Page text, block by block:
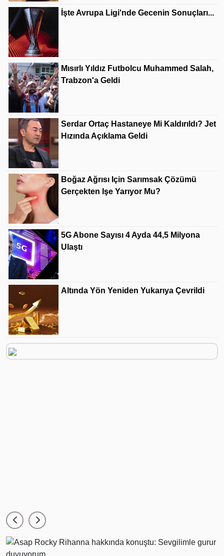
İşte Avrupa Ligi'nde Gecenin Sonuçları...
Mısırlı Yıldız Futbolcu Muhammed Salah,
Trabzon'a Geldi
Serdar Ortaç Hastaneye Mi Kaldırıldı? Jet
Hızında Açıklama Geldi
Boğaz Ağrısı Için Sarımsak Çözümü
Gerçekten Işe Yarıyor Mu?
5G Abone Sayısı 4 Ayda 44,5 Milyona
Ulaştı
Altında Yön Yeniden Yukarıya Çevrildi